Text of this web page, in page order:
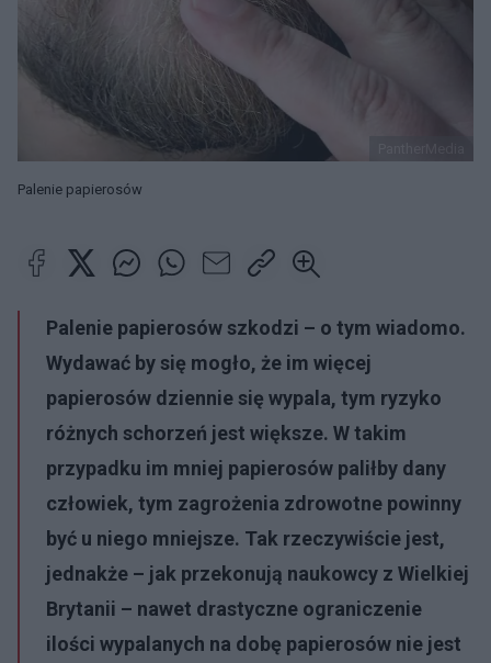
Palenie papierosów
Palenie papierosów szkodzi – o tym wiadomo.
Wydawać by się mogło, że im więcej
papierosów dziennie się wypala, tym ryzyko
różnych schorzeń jest większe. W takim
przypadku im mniej papierosów paliłby dany
człowiek, tym zagrożenia zdrowotne powinny
być u niego mniejsze. Tak rzeczywiście jest,
jednakże – jak przekonują naukowcy z Wielkiej
Brytanii – nawet drastyczne ograniczenie
ilości wypalanych na dobę papierosów nie jest